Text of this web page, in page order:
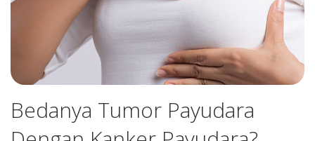
Bedanya Tumor Payudara